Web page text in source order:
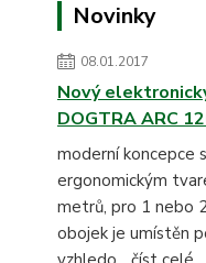
Novinky
08.01.2017
Nový
DOGTRA ARC
moderní koncepce
ergonomickým
metrů, pro 1 nebo
obojek je umístěn